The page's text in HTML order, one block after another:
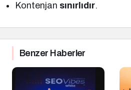
Kontenjan sınırlıdır.
Benzer Haberler